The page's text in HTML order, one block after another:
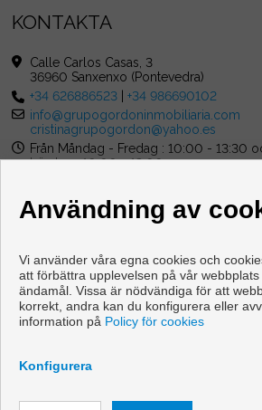
KONTAKTA
Calle Carlos Casas, 3
36960 Sanxenxo (Pontevedra)
+34 626886523 |+34 986690102
info@grupogordoninmobiliaria.com
cristinagrupogordon@yahoo.es
Från Måndag - Fredag : 10:00 - 13:30
Lördag : 10:00 - 13:00
Våningen och hus till salu i Sanxenxo
Information
Användning av
Vi använder våra egna cookies och
att förbättra upplevelsen på vår
ändamål. Vissa är nödvändiga för att
korrekt, andra kan du konfigurera eller
information på Policy för cookies
Konfigurera